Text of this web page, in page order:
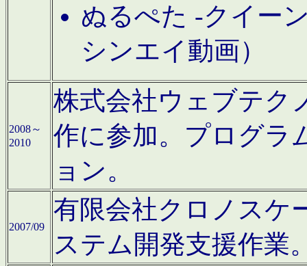
ぬるぺた -クイー
シンエイ動画）
2008～
2010
株式会社ウェブテク
作に参加。プログラ
ョン。
2007/09
有限会社クロノスケ
ステム開発支援作業